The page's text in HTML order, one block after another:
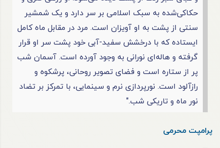
حکاکی‌شده به سبک اسلامی بر سر دارد و یک شمشیر
سنتی از پشت به او آویزان است. مرد در مقابل ماه کامل
ایستاده که با درخشش سفید-آبی خود پشت سر او قرار
گرفته و هاله‌ای نورانی به وجود آورده است. آسمان شب
پر از ستاره است و فضای تصویر روحانی، پرشکوه و
رازآلود است. نورپردازی نرم و سینمایی، با تمرکز بر تضاد
نور ماه و تاریکی شب."
پرامپت محرمی